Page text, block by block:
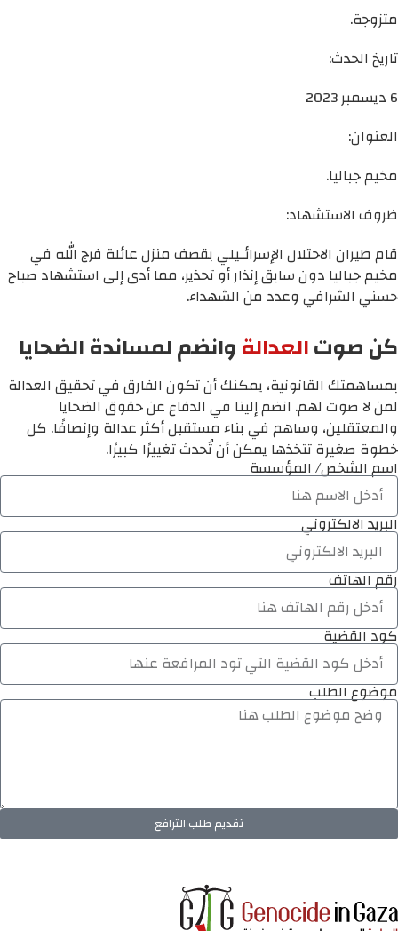
متزوجة.
تاريخ الحدث:
6 ديسمبر 2023
العنوان:
مخيم جباليا.
ظروف الاستشهاد:
قام طيران الاحتلال الإسرائـيلي بقصف منزل عائلة فرج الله في
مخيم جباليا دون سابق إنذار أو تحذير، مما أدى إلى استشهاد صباح
حسني الشرافي وعدد من الشهداء.
كن صوتالعدالةوانضم لمساندة الضحايا
بمساهمتك القانونية، يمكنك أن تكون الفارق في تحقيق العدالة
لمن لا صوت لهم. انضم إلينا في الدفاع عن حقوق الضحايا
والمعتقلين، وساهم في بناء مستقبل أكثر عدالة وإنصافًا. كل
خطوة صغيرة تتخذها يمكن أن تُحدث تغييرًا كبيرًا.
اسم الشخص/ المؤسسة
البريد الالكتروني
رقم الهاتف
كود القضية
موضوع الطلب
تقديم طلب الترافع